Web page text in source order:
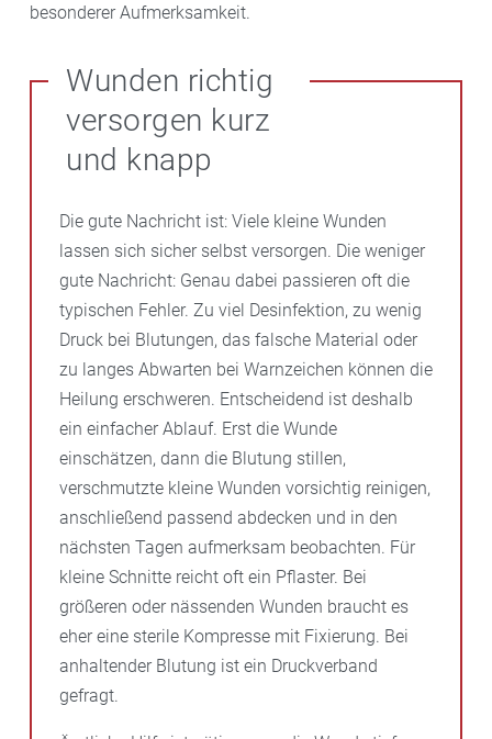
besonderer Aufmerksamkeit.
Wunden richtig
versorgen kurz
und knapp
Die gute Nachricht ist: Viele kleine Wunden
lassen sich sicher selbst versorgen. Die weniger
gute Nachricht: Genau dabei passieren oft die
typischen Fehler. Zu viel Desinfektion, zu wenig
Druck bei Blutungen, das falsche Material oder
zu langes Abwarten bei Warnzeichen können die
Heilung erschweren. Entscheidend ist deshalb
ein einfacher Ablauf. Erst die Wunde
einschätzen, dann die Blutung stillen,
verschmutzte kleine Wunden vorsichtig reinigen,
anschließend passend abdecken und in den
nächsten Tagen aufmerksam beobachten. Für
kleine Schnitte reicht oft ein Pflaster. Bei
größeren oder nässenden Wunden braucht es
eher eine sterile Kompresse mit Fixierung. Bei
anhaltender Blutung ist ein Druckverband
gefragt.